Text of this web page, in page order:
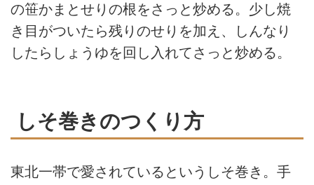
の笹かまとせりの根をさっと炒める。少し焼
き目がついたら残りのせりを加え、しんなり
したらしょうゆを回し入れてさっと炒める。
しそ巻きのつくり方
東北一帯で愛されているというしそ巻き。手